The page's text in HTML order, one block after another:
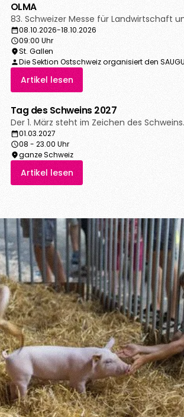
OLMA
83. Schweizer Messe für Landwirtschaft
08.10.2026-18.10.2026
09:00 Uhr
St. Gallen
Die Sektion Ostschweiz organisiert den
Artikel lesen
Tag des Schweins 2027
Der 1. März steht im Zeichen des Schweins.
01.03.2027
08 - 23.00 Uhr
ganze Schweiz
Artikel lesen